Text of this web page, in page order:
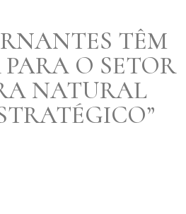
TÊM
O SETOR
NATURAL